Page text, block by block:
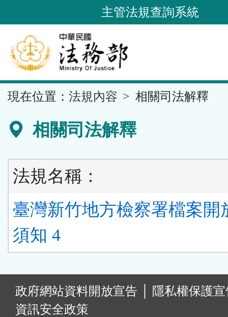
到
要
內
容
區
主管法規查詢系統
現在位置： 法規內容 相關司法解釋
相關司法解釋
法規名稱：
臺灣新竹地方檢察署檔案開
須知 4
政府網站資料開放宣告
隱私權保護
資訊安全政策